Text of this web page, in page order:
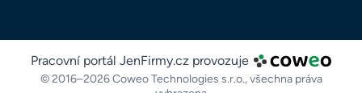
Pracovní portál JenFirmy.cz provozuje
© 2016–2026 Coweo Technologies s.r.o.,všechna práva